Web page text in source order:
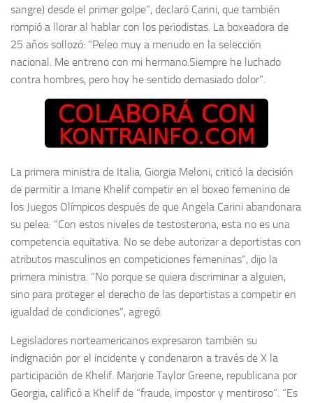
sangre) desde el primer golpe”, declaró Carini, que también
rompió a llorar al hablar con los periodistas. La boxeadora de
25 años sollozó: “Peleo muy a menudo en la selección
nacional. Me entreno con mi hermano.Siempre he luchado
contra hombres, pero hoy he sentido demasiado dolor”.
La primera ministra de Italia, Giorgia Meloni, criticó la decisión
de permitir a Imane Khelif competir en el boxeo femenino de
los Juegos Olímpicos después de que Angela Carini abandonara
su pelea: “Con estos niveles de testosterona, esta no es una
competencia equitativa. No se debe autorizar a deportistas con
atributos masculinos en competiciones femeninas”, dijo la
primera ministra. “No porque se quiera discriminar a alguien,
sino para proteger el derecho de las deportistas a competir en
igualdad de condiciones”, agregó.
Legisladores norteamericanos expresaron también su
indignación por el incidente y condenaron a través de X la
participación de Khelif. Marjorie Taylor Greene, republicana por
Georgia, calificó a Khelif de “fraude, impostor y mentiroso”. “Es